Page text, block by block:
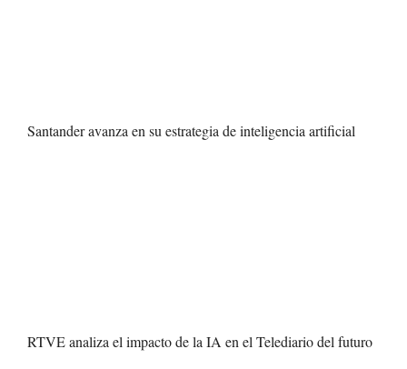
Santander avanza en su estrategia de inteligencia artificial
RTVE analiza el impacto de la IA en el Telediario del futuro